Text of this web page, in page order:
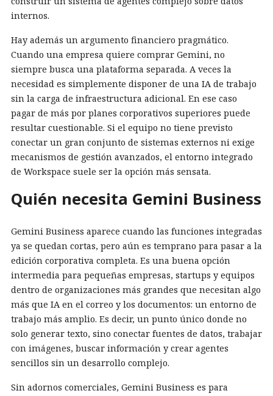
internos.
Hay además un argumento financiero pragmático.
Cuando una empresa quiere comprar Gemini, no
siempre busca una plataforma separada. A veces la
necesidad es simplemente disponer de una IA de trabajo
sin la carga de infraestructura adicional. En ese caso
pagar de más por planes corporativos superiores puede
resultar cuestionable. Si el equipo no tiene previsto
conectar un gran conjunto de sistemas externos ni exige
mecanismos de gestión avanzados, el entorno integrado
de Workspace suele ser la opción más sensata.
Quién necesita Gemini Business
Gemini Business aparece cuando las funciones integradas
ya se quedan cortas, pero aún es temprano para pasar a la
edición corporativa completa. Es una buena opción
intermedia para pequeñas empresas, startups y equipos
dentro de organizaciones más grandes que necesitan algo
más que IA en el correo y los documentos: un entorno de
trabajo más amplio. Es decir, un punto único donde no
solo generar texto, sino conectar fuentes de datos, trabajar
con imágenes, buscar información y crear agentes
sencillos sin un desarrollo complejo.
Sin adornos comerciales, Gemini Business es para